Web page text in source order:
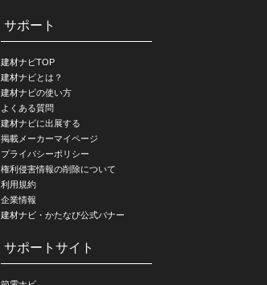
サポート
建材ナビTOP
建材ナビとは？
建材ナビの使い方
よくある質問
建材ナビに出展する
掲載メーカーマイページ
プライバシーポリシー
権利侵害情報の削除について
利用規約
企業情報
建材ナビ・かたなび公式バナー
サポートサイト